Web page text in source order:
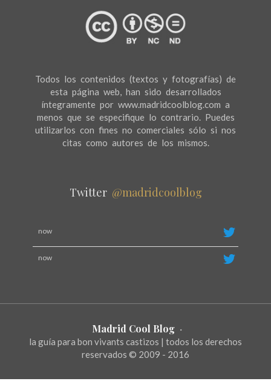
Todos los contenidos (textos y fotografías) de
esta página web, han sido desarrollados
íntegramente por www.madridcoolblog.com a
menos que se especifique lo contrario. Puedes
utilizarlos con fines no comerciales sólo si nos
citas como autores de los mismos.
Twitter @madridcoolblog
now
now
Madrid Cool Blog ·
la guía para bon vivants castizos | todos los derechos
reservados © 2009 - 2016